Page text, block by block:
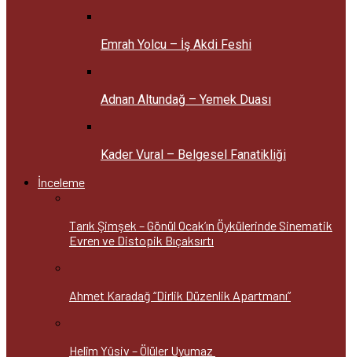
Emrah Yolcu – İş Akdi Feshi
Adnan Altundağ – Yemek Duası
Kader Vural – Belgesel Fanatikliği
İnceleme
Tarık Şimşek – Gönül Ocak’ın Öykülerinde Sinematik
Evren ve Distopik Bıçaksırtı
Ahmet Karadağ “Dirlik Düzenlik Apartmanı”
Helîm Yûsiv – Ölüler Uyumaz